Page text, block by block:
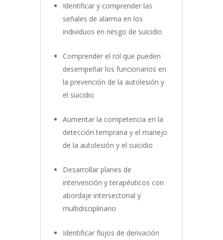
Identificar y comprender las
señales de alarma en los
individuos en riesgo de suicidio
Comprender el rol que pueden
desempeñar los funcionarios en
la prevención de la autolesión y
el suicidio
Aumentar la competencia en la
detección temprana y el manejo
de la autolesión y el suicidio
Desarrollar planes de
intervención y terapéuticos con
abordaje intersectorial y
multidisciplinario
Identificar flujos de derivación